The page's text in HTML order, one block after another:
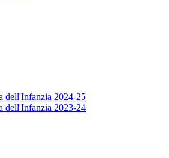
dell'Infanzia 2024-25
dell'Infanzia 2023-24